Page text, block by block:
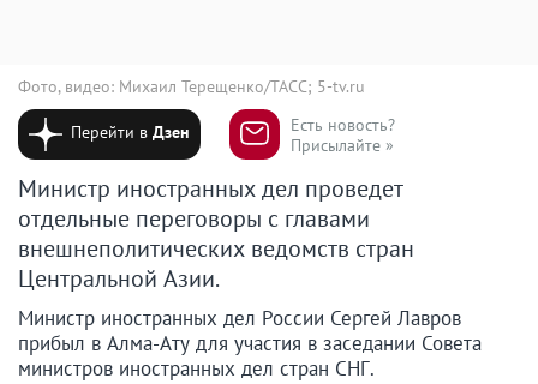
Фото, видео: Михаил Терещенко/ТАСС; 5-tv.ru
Перейти вДзен
Есть новость?
Присылайте »
Министр иностранных дел проведет
отдельные переговоры с главами
внешнеполитических ведомств стран
Центральной Азии.
Министр иностранных дел России Сергей Лавров
прибыл в Алма-Ату для участия в заседании Совета
министров иностранных дел стран СНГ.